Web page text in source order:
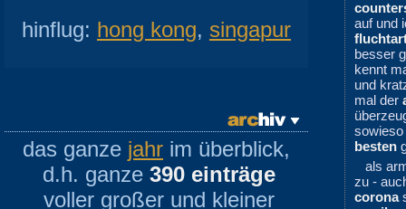
hinflug: hong kong, singapur
das ganze jahr im überblick,
d.h. ganze 390 einträge
voller großer und kleiner
auf und
besser
kennt
und
mal der
besten
als
zu -
corona